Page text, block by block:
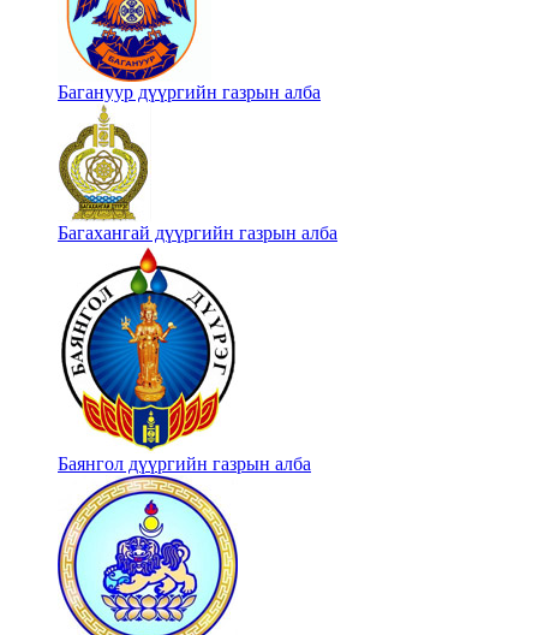
Багануур дүүргийн газрын алба
Багахангай дүүргийн газрын алба
Баянгол дүүргийн газрын алба